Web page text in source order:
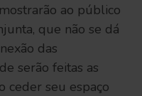
ao público
que não se dá
das
serão feitas as
ceder seu espaço